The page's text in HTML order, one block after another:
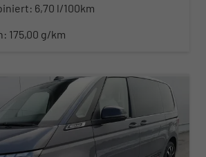
6,70 l/100km
175,00 g/km